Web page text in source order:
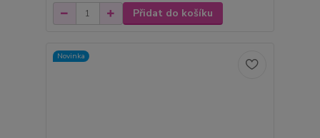
Přidat do košíku
Novinka